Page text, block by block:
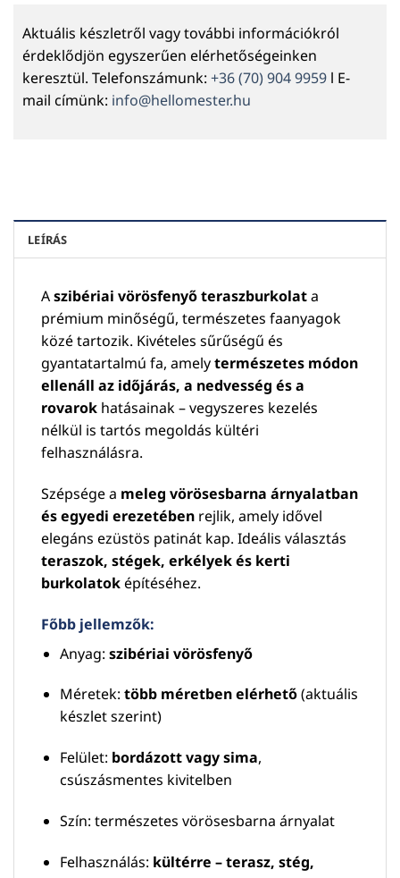
Aktuális készletről vagy további információkról
érdeklődjön egyszerűen elérhetőségeinken
keresztül. Telefonszámunk: +36 (70) 904 9959 l E-
mail címünk: info@hellomester.hu
LEÍRÁS
Aszibériai vörösfenyő teraszburkolata
prémium minőségű, természetes faanyagok
közé tartozik. Kivételes sűrűségű és
gyantatartalmú fa, amelytermészetes módon
ellenáll az időjárás, a nedvesség és a
rovarok hatásainak – vegyszeres kezelés
nélkül is tartós megoldás kültéri
felhasználásra.
Szépsége a meleg vörösesbarna árnyalatban
és egyedi erezetében rejlik, amely idővel
elegáns ezüstös patinát kap. Ideális választás
teraszok, stégek, erkélyek és kerti
burkolatoképítéséhez.
Főbb jellemzők:
Anyag: szibériai vörösfenyő
Méretek: több méretben elérhető(aktuális
készlet szerint)
Felület: bordázott vagy sima,
csúszásmentes kivitelben
Szín: természetes vörösesbarna árnyalat
Felhasználás: kültérre – terasz, stég,